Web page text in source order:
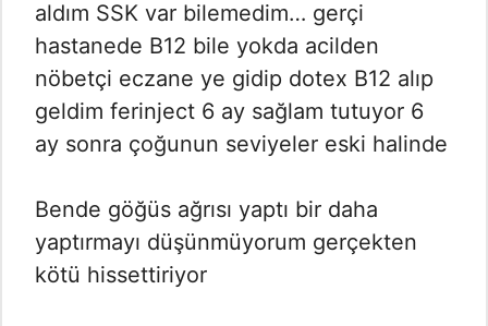
aldım SSK var bilemedim… gerçi
hastanede B12 bile yokda acilden
nöbetçi eczane ye gidip dotex B12 alıp
geldim ferinject 6 ay sağlam tutuyor 6
ay sonra çoğunun seviyeler eski halinde
Bende göğüs ağrısı yaptı bir daha
yaptırmayı düşünmüyorum gerçekten
kötü hissettiriyor